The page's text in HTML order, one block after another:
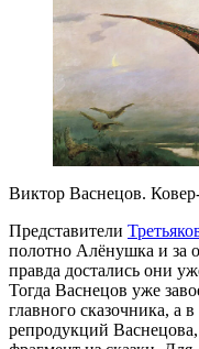
Виктор Васнецов.
Представители
полотно Алёнушка и за
правда достались они
Тогда Васнецов уже
главного сказочника, а
репродукций